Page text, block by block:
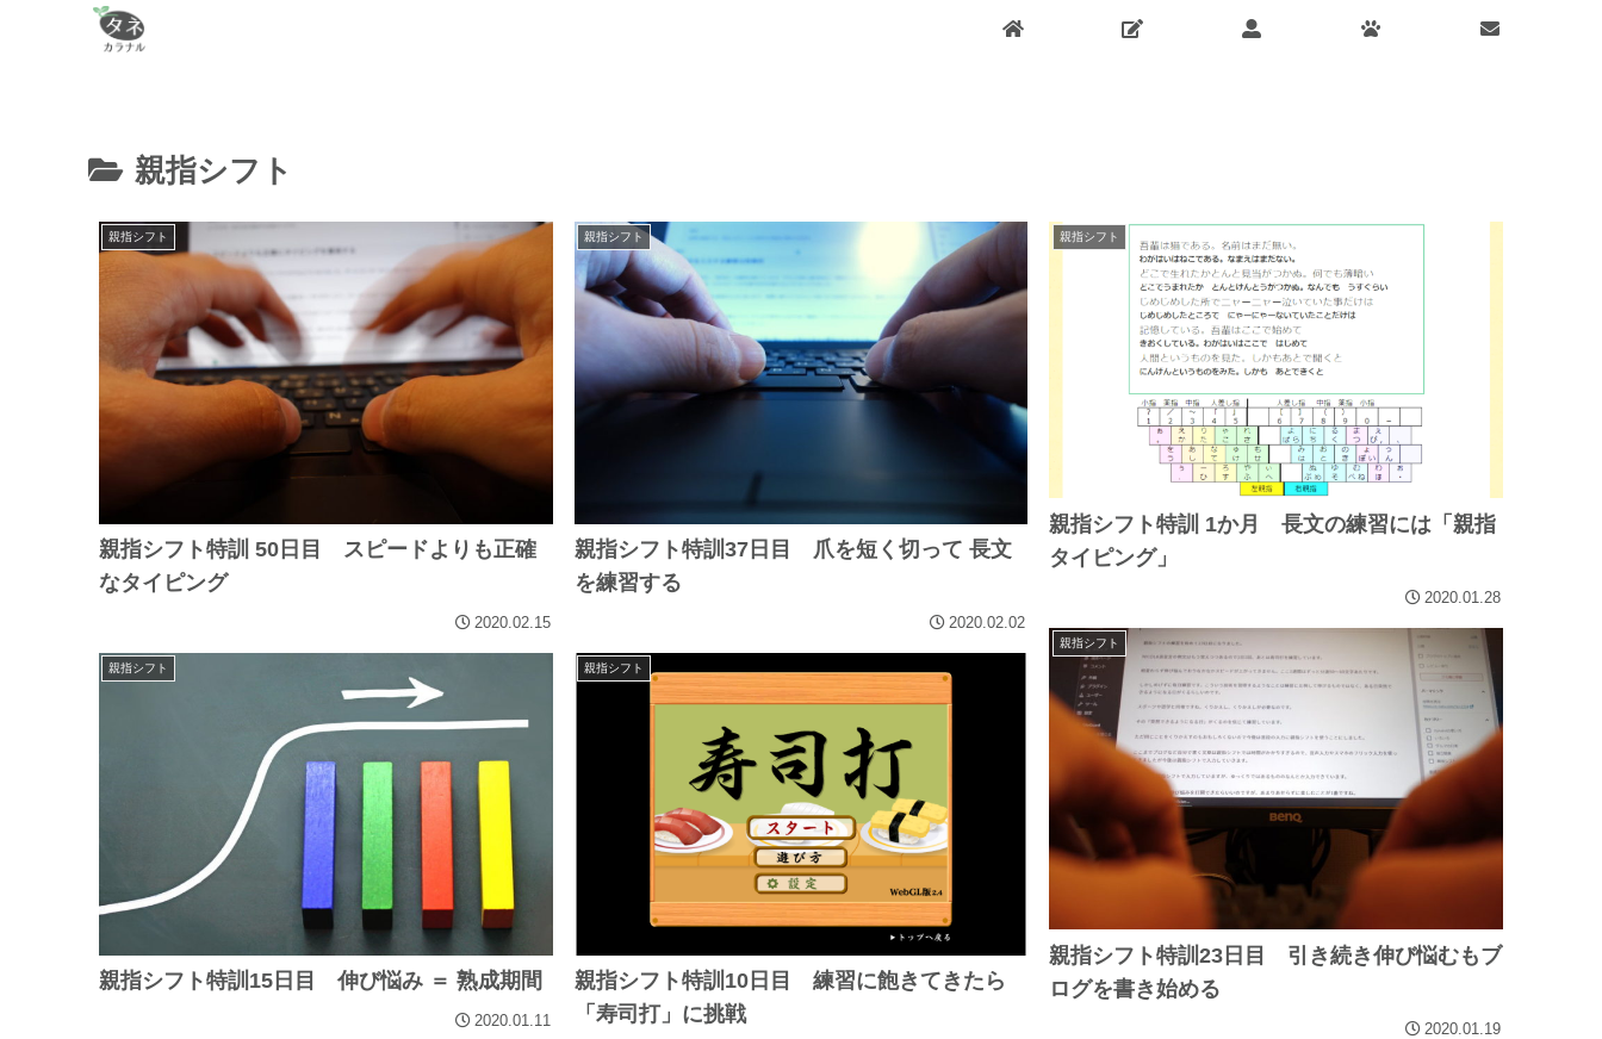
親指シフト
親指シフト
親指シフト特訓 50日目 スピードよりも正確
なタイピング
2020.02.15
親指シフト
親指シフト特訓37日目 爪を短く切って 長文
を練習する
2020.02.02
親指シフト
親指シフト特訓 1か月 長文の練習には「親指
タイピング」
2020.01.28
親指シフト
親指シフト特訓23日目 引き続き伸び悩むもブ
ログを書き始める
2020.01.19
親指シフト
親指シフト特訓15日目 伸び悩み ＝ 熟成期間
2020.01.11
親指シフト
親指シフト特訓10日目 練習に飽きてきたら
「寿司打」に挑戦